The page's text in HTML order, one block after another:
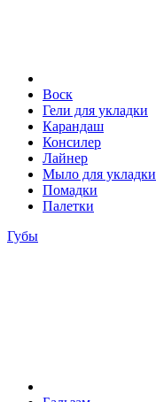
Воск
Гели для укладки
Карандаш
Консилер
Лайнер
Мыло для укладки
Помадки
Палетки
Губы